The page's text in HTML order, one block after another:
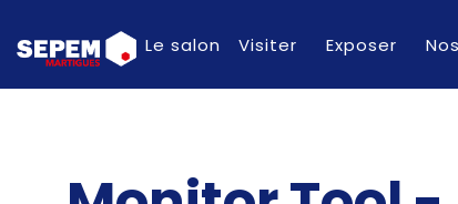
Le salon Visiter Exposer